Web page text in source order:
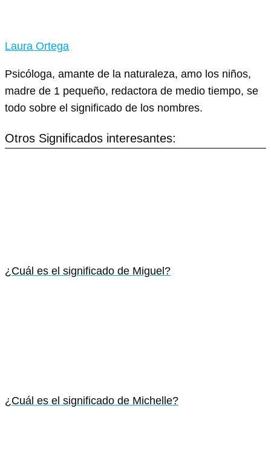
Laura Ortega
Psicóloga, amante de la naturaleza, amo los niños,
madre de 1 pequeño, redactora de medio tiempo, se
todo sobre el significado de los nombres.
Otros Significados interesantes:
¿Cuál es el significado de Miguel?
¿Cuál es el significado de Michelle?